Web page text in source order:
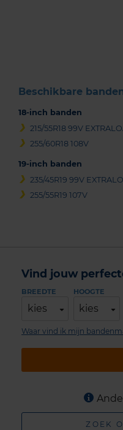
Beschikbare
18-inch banden
215/55R18 99V
255/60R18 108V
19-inch banden
235/45R19 99V
255/55R19 107V
Vind jouw
BREEDTE
kies
HOOGTE
kies
Waar vind ik mijn
ZOEK